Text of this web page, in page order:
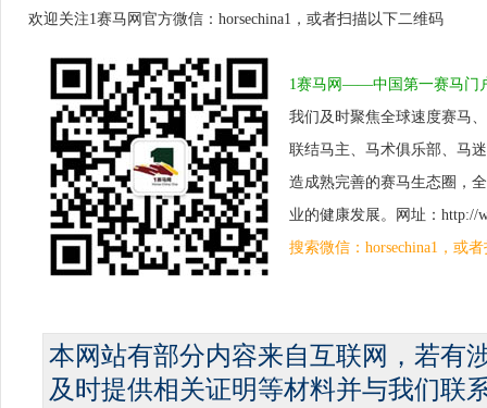
欢迎关注1赛马网官方微信：horsechina1，或者扫描以下二维码
1赛马网——中国第一赛马门
我们及时聚焦全球速度赛马
联结马主、马术俱乐部、马
造成熟完善的赛马生态圈，
业的健康发展。网址：http://
搜索微信：horsechina1，或
本网站有部分内容来自互联网，若有
及时提供相关证明等材料并与我们联